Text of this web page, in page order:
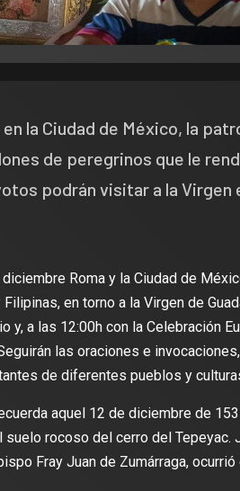
en la Ciudad de México, la
de peregrinos que le
podrán visitar a la Virgen
Roma y la Ciudad de
en torno a la Virgen de
y, a las 12:00h con la Celebración
las oraciones e
de diferentes pueblos y
aquel 12 de diciembre de
rocoso del cerro del Tepeyac.
Fray Juan de Zumárraga,